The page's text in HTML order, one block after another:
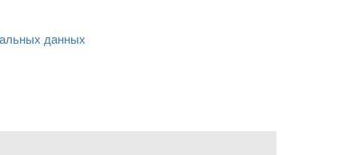
данных